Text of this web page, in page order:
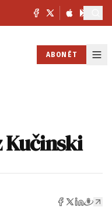
ABONĒT
Kučinski